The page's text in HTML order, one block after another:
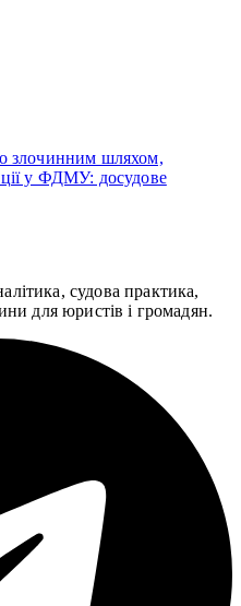
злочинним шляхом,
у ФДМУ: досудове
судова практика,
для юристів і громадян.